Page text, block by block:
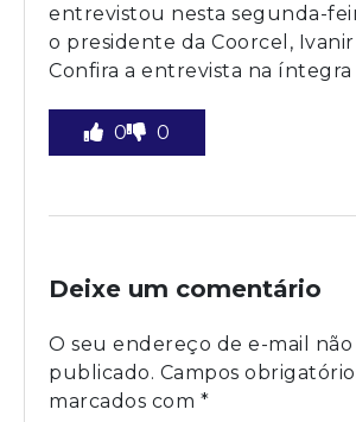
entrevistou nesta segunda-
o presidente da Coorcel, Ivanir
Confira a entrevista na íntegra
0 0
Deixe um comentário
O seu endereço de e-mail não
publicado. Campos
marcados com *